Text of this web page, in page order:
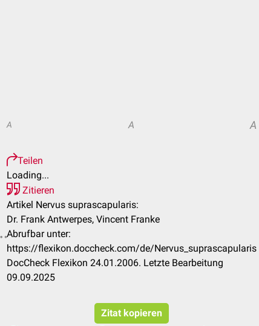
A A A
Teilen
Loading...
Zitieren
Artikel Nervus suprascapularis:
Dr. Frank Antwerpes, Vincent Franke
Abrufbar unter:
https://flexikon.doccheck.com/de/Nervus_suprascapularis
DocCheck Flexikon 24.01.2006. Letzte Bearbeitung
09.09.2025
Zitat kopieren